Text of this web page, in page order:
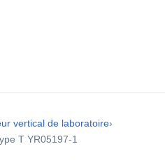
vertical de laboratoire›
T YR05197-1